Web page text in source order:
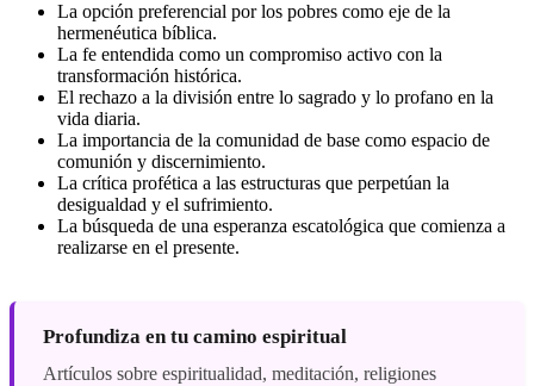
La opción preferencial por los pobres como eje de la
hermenéutica bíblica.
La fe entendida como un compromiso activo con la
transformación histórica.
El rechazo a la división entre lo sagrado y lo profano en la
vida diaria.
La importancia de la comunidad de base como espacio de
comunión y discernimiento.
La crítica profética a las estructuras que perpetúan la
desigualdad y el sufrimiento.
La búsqueda de una esperanza escatológica que comienza a
realizarse en el presente.
Profundiza en tu camino espiritual
Artículos sobre espiritualidad, meditación, religiones